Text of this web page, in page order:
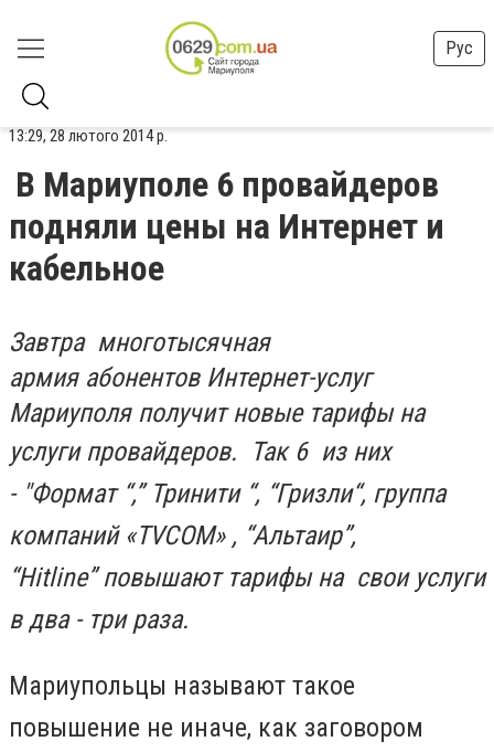
Рус
13:29, 28 лютого 2014 р.
В Мариуполе 6 провайдеров
подняли цены на Интернет и
кабельное
Завтра многотысячная
армия абонентов Интернет-услуг
Мариуполя получит новые тарифы на
услуги провайдеров.
Так 6 из них
- "Формат “,” Тринити “, “Гризли“, группа
компаний «TVCOM» , “Альтаир”,
“Hitline”повышают тарифы на свои услуги
в два - три раза.
Мариупольцы называют такое
повышение не иначе, как заговором